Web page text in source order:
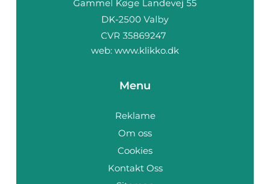
web: www.klikko.dk
Menu
Reklame
Om oss
Cookies
Kontakt Oss